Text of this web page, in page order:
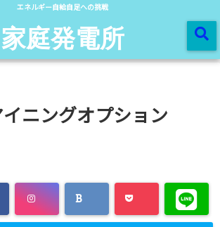
エネルギー自給自足への挑戦
家庭発電所
ニングオプション